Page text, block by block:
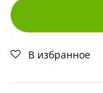
В избранное